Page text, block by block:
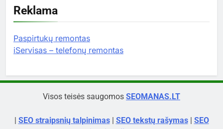
Reklama
Paspirtukų remontas
iServisas – telefonų remontas
Visos teisės saugomos SEOMANAS.LT
| SEO straipsnių talpinimas| SEO tekstų rašymas| SEO